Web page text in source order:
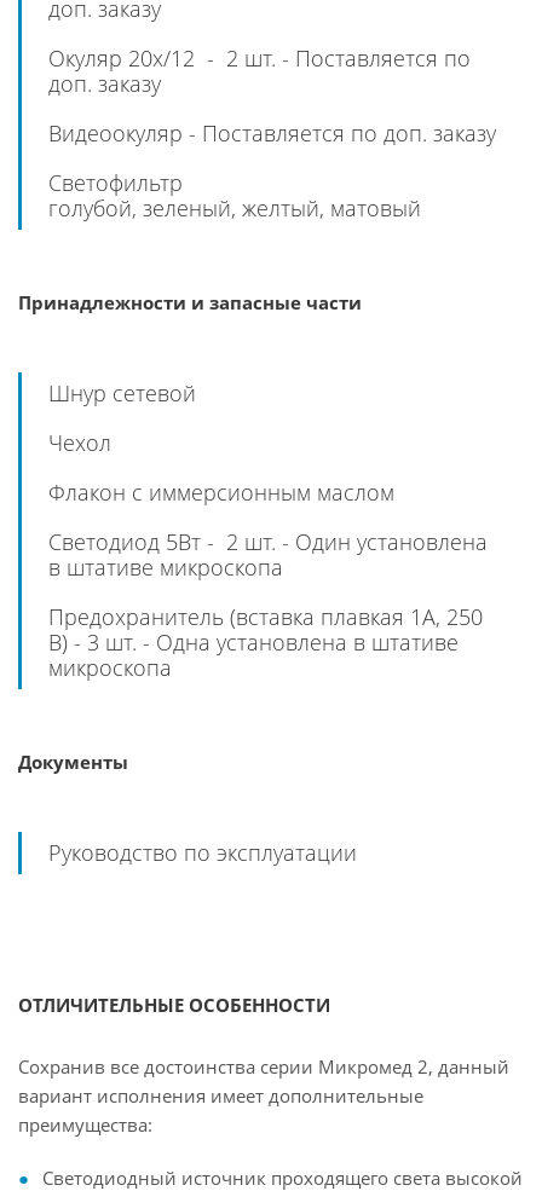
доп. заказу
Окуляр 20х/12 - 2 шт. - Поставляется по
доп. заказу
Видеоокуляр - Поставляется по доп. заказу
Светофильтр
голубой, зеленый, желтый, матовый
Принадлежности и запасные части
Шнур сетевой
Чехол
Флакон с иммерсионным маслом
Светодиод 5Вт - 2 шт. - Один установлена
в штативе микроскопа
Предохранитель (вставка плавкая 1А, 250
В) - 3 шт. - Одна установлена в штативе
микроскопа
Документы
Руководство по эксплуатации
ОТЛИЧИТЕЛЬНЫЕ ОСОБЕННОСТИ
Сохранив все достоинства серии Микромед 2, данный
вариант исполнения имеет дополнительные
преимущества:
Светодиодный источник проходящего света высокой